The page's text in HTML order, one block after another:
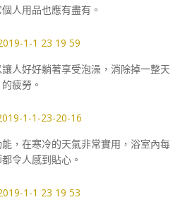
人用品也應有盡有。
人好好躺著享受泡澡，消除掉一整天
的疲勞。
，在寒冷的天氣非常實用，浴室內每
令人感到貼心。